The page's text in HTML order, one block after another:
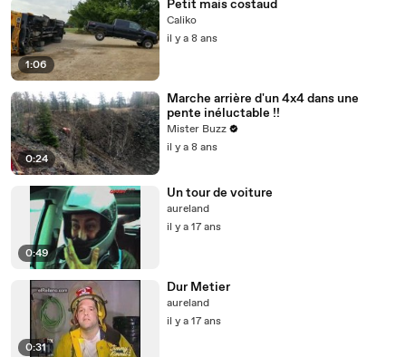
1:06
Petit mais costaud
Caliko
il y a 8 ans
0:24
Marche arrière d'un 4x4 dans une
pente inéluctable !!
Mister Buzz
il y a 8 ans
0:49
Un tour de voiture
aureland
il y a 17 ans
0:31
Dur Metier
aureland
il y a 17 ans